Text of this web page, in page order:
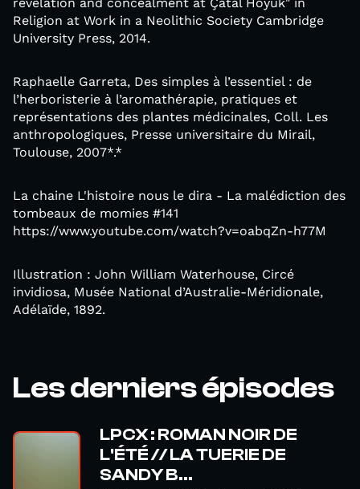
Religion at Work in a Neolithic Society Cambridge
University Press, 2014.
Raphaelle Garreta, Des simples à l’essentiel : de
l’herboristerie à l’aromathérapie, pratiques et
représentations des plantes médicinales, Coll. Les
anthropologiques, Presse universitaire du Mirail,
Toulouse, 2007*.*
La chaine L'histoire nous le dira - La malédiction des
tombeaux de momies #141
https://www.youtube.com/watch?v=oabqZn-h77M
Illustration : John William Waterhouse, Circé
invidiosa, Musée National d’Australie-Méridionale,
Adélaïde, 1892.
Les derniers épisodes
LPCX : ROMAN NOIR DE
L'ÉTÉ // LA TUERIE DE
SANDY B...